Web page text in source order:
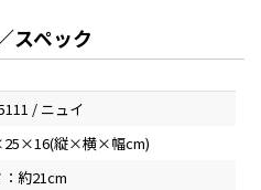
スペック
/ ニュイ
縦×横×幅cm)
約21cm